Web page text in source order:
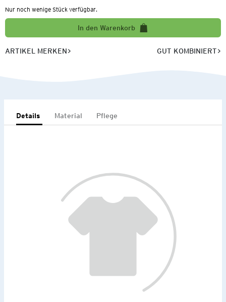
Nur noch wenige Stück verfügbar.
In den Warenkorb
ARTIKEL MERKEN GUT KOMBINIERT
Details Material Pflege